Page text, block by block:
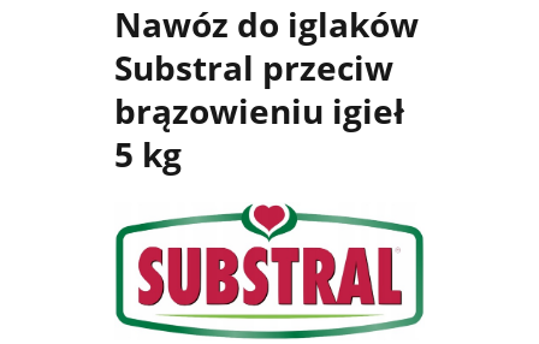
Nawóz do iglaków
Substral przeciw
brązowieniu igieł
5 kg